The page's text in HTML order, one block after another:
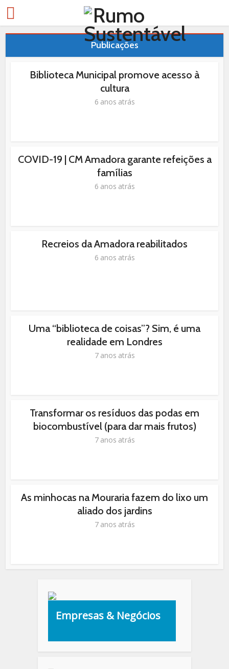
Publicações
Biblioteca Municipal promove acesso à
cultura
6 anos atrás
COVID-19 | CM Amadora garante refeições a
famílias
6 anos atrás
Recreios da Amadora reabilitados
6 anos atrás
Uma “biblioteca de coisas”? Sim, é uma
realidade em Londres
7 anos atrás
Transformar os resíduos das podas em
biocombustível (para dar mais frutos)
7 anos atrás
As minhocas na Mouraria fazem do lixo um
aliado dos jardins
7 anos atrás
Empresas & Negócios